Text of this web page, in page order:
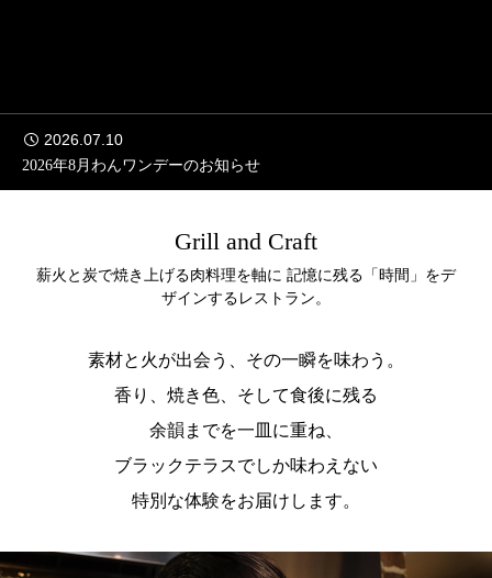
2026.07.10
2026年8月わんワンデーのお知らせ
Grill and Craft
薪火と炭で焼き上げる肉料理を軸に 記憶に残る「時間」をデ
ザインするレストラン。
素材と火が出会う、その一瞬を味わう。
香り、焼き色、そして食後に残る
余韻までを一皿に重ね、
ブラックテラスでしか味わえない
特別な体験をお届けします。